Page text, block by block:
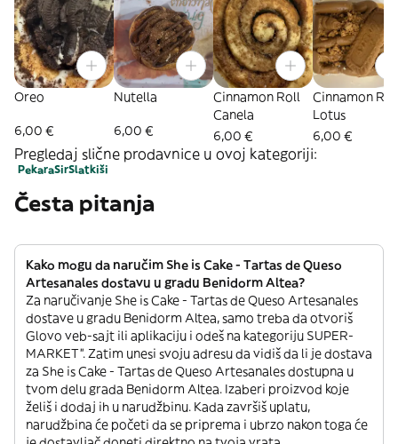
Oreo
6,00 €
Nutella
6,00 €
Cinnamon Roll
Canela
6,00 €
Cinnamon
Lotus
6,00 €
Pregledaj slične prodavnice u ovoj kategoriji:
PekaraSirSlatkiši
Česta pitanja
Kako mogu da naručim She is Cake - Tartas de Queso
Artesanales dostavu u gradu Benidorm Altea?
Za naručivanje She is Cake - Tartas de Queso Artesanales
dostave u gradu Benidorm Altea, samo treba da otvoriš
Glovo veb-sajt ili aplikaciju i odeš na kategoriju SUPER-
MARKET”. Zatim unesi svoju adresu da vidiš da li je dostava
za She is Cake - Tartas de Queso Artesanales dostupna u
tvom delu grada Benidorm Altea. Izaberi proizvod koje
želiš i dodaj ih u narudžbinu. Kada završiš uplatu,
narudžbina će početi da se priprema i ubrzo nakon toga će